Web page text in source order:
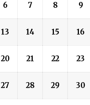
6 7 8 9
13 14 15 16
20 21 22 23
27 28 29 30